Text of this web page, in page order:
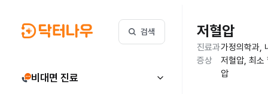
검색
비대면 진료
저혈압
진료과가정의학과,
증상
저혈압, 최
압